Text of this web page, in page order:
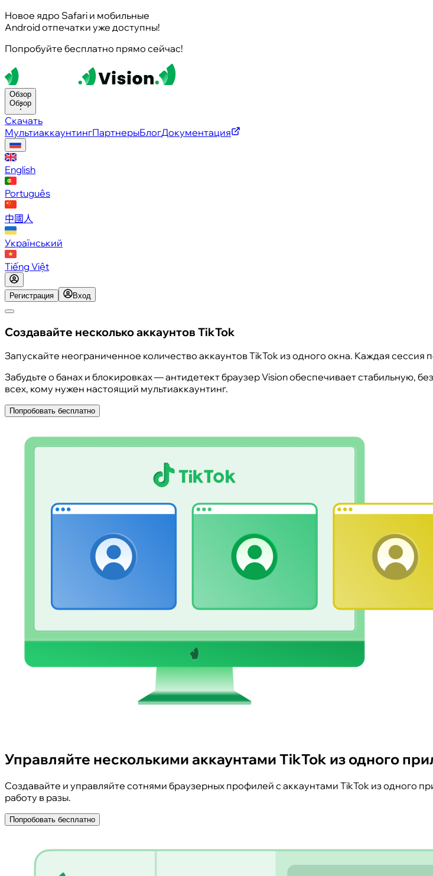
Новое ядро Safari и мобильные
Android отпечатки уже доступны!
Попробуйте бесплатно прямо сейчас!
Обзор
Обзор
Скачать
МультиаккаунтингПартнерыБлогДокументация
English
Português
中國人
Український
Tiếng Việt
Регистрация Вход
Создавайте несколько аккаунтов TikTok
Запускайте неограниченное количество аккаунтов TikTok из одного окна. Каждая
Забудьте о банах и блокировках — антидетект браузер Vision обеспечивает стабильную,
всех, кому нужен настоящий мультиаккаунтинг.
Попробовать бесплатно
Управляйте несколькими аккаунтами TikTok из одного
Создавайте и управляйте сотнями браузерных профилей с аккаунтами TikTok из одного
работу в разы.
Попробовать бесплатно